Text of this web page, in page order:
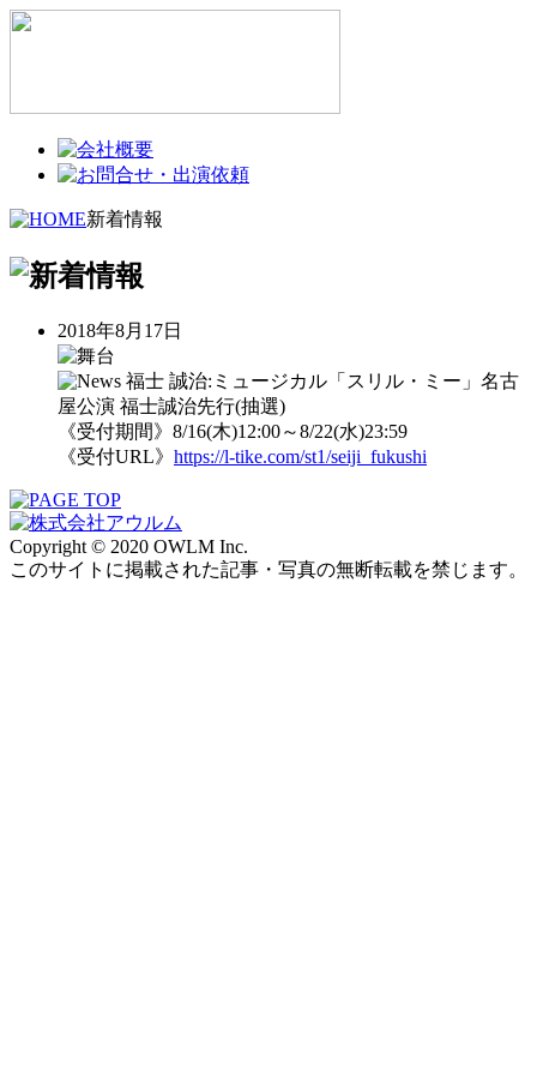
新着情報
2018年8月17日
福士 誠治:ミュージカル「スリル・ミー」名古
屋公演 福士誠治先行(抽選)
《受付期間》8/16(木)12:00～8/22(水)23:59
《受付URL》 https://l-tike.com/st1/seiji_fukushi
Copyright © 2020 OWLM Inc.
このサイトに掲載された記事・写真の無断転載を禁じます。